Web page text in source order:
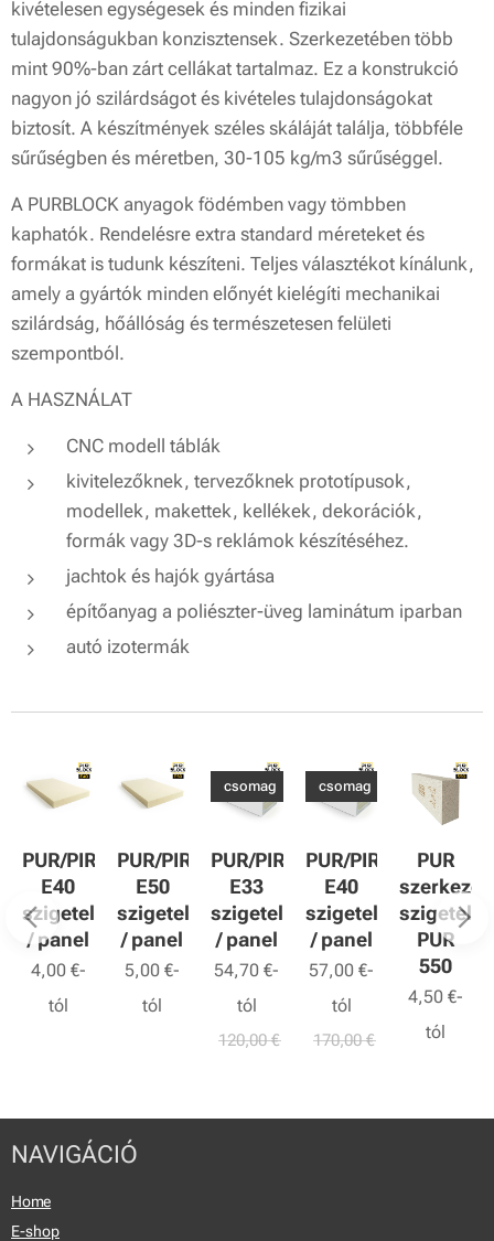
kivételesen egységesek és minden fizikai
tulajdonságukban konzisztensek. Szerkezetében több
mint 90%-ban zárt cellákat tartalmaz. Ez a konstrukció
nagyon jó szilárdságot és kivételes tulajdonságokat
biztosít. A készítmények széles skáláját találja, többféle
sűrűségben és méretben, 30-105 kg/m3 sűrűséggel.
A PURBLOCK anyagok födémben vagy tömbben
kaphatók. Rendelésre extra standard méreteket és
formákat is tudunk készíteni. Teljes választékot kínálunk,
amely a gyártók minden előnyét kielégíti mechanikai
szilárdság, hőállóság és természetesen felületi
szempontból.
A HASZNÁLAT
CNC modell táblák
kivitelezőknek, tervezőknek prototípusok,
modellek, makettek, kellékek, dekorációk,
formák vagy 3D-s reklámok készítéséhez.
jachtok és hajók gyártása
építőanyag a poliészter-üveg laminátum iparban
autó izotermák
PUR/PIR
E40
szigetelőlap
/ panel
4,00€-
tól
PUR/PIR
E50
szigetelőlap
/ panel
5,00 €-
tól
PUR/PIR
E33
szigetelőlap
/ panel
csomag
54,70 €-
tól
120,00€
PUR/PIR
E40
szigetelőlap
/ panel
csomag
57,00 €-
tól
170,00€
PUR
szerkezeti
PUR
550
4,50 €-
tól
NAVIGÁCIÓ
Home
E-shop